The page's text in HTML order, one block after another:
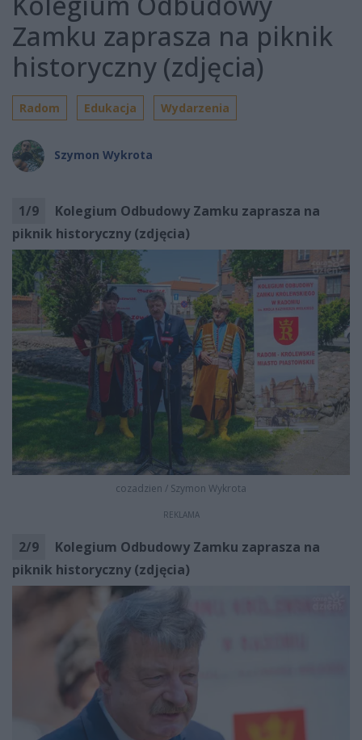
Zamku zaprasza na piknik
historyczny (zdjęcia)
Radom Edukacja Wydarzenia
Szymon Wykrota
1/9
Kolegium Odbudowy Zamku zaprasza na
piknik historyczny (zdjęcia)
cozadzien / Szymon Wykrota
REKLAMA
2/9
Kolegium Odbudowy Zamku zaprasza na
piknik historyczny (zdjęcia)